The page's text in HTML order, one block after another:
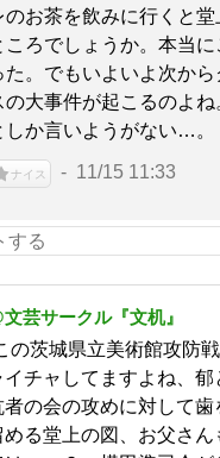
のお茶を飲みに行くと
ころでしょうか。本当
た。でもいよいよ次か
の大事件が起こるのよ
しか言いようがない…。
ナイス 11/15 11:33
芸サークル『文机』
の茨城県立美術館攻防
イチャしてますよね、郁
の会の攻めに対して歯
める堂上の図、お父さん